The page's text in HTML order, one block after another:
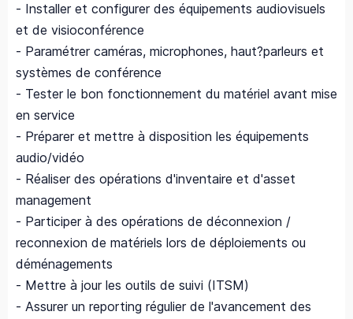
- Installer et configurer des équipements audiovisuels
et de visioconférence
- Paramétrer caméras, microphones, haut?parleurs et
systèmes de conférence
- Tester le bon fonctionnement du matériel avant mise
en service
- Préparer et mettre à disposition les équipements
audio/vidéo
- Réaliser des opérations d'inventaire et d'asset
management
- Participer à des opérations de déconnexion /
reconnexion de matériels lors de déploiements ou
déménagements
- Mettre à jour les outils de suivi (ITSM)
- Assurer un reporting régulier de l'avancement des